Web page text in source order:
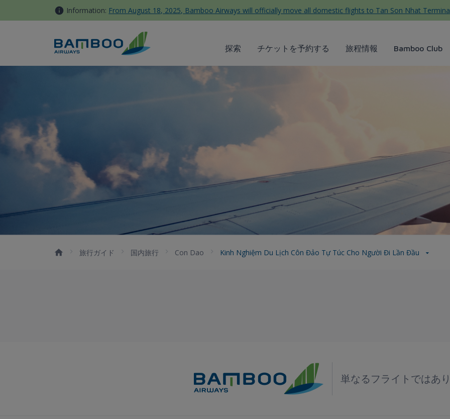
内容へスキップ Information: From August 18, 2025, Bamboo Airways will officially move all domestic flights to Tan Son Nhat
探索 チケットを予約する 旅程情報 Bamboo Club
Kinh nghiệm du lịch Côn Đảo tự túc cho người đi lần đầu -
旅行ガイド 国内旅行 Con Dao Kinh Nghiệm Du Lịch Côn Đảo Tự Túc Cho Người Đi Lần Đầu
単なるフライトではあ